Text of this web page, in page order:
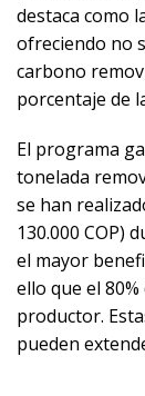
destaca como
ofreciendo no
carbono
porcentaje de
El programa
tonelada
se han
130.000 COP)
el mayor
ello que el
productor.
pueden